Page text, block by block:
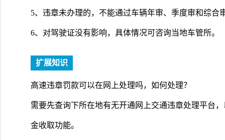
5、违章未办理的，不能通过车辆年审、季度审和综合
6、对驾驶证没有影响，具体情况可咨询当地车管所。
扩展知识
高速违章罚款可以在网上处理吗，如何处理？
需要先查询下所在地有无开通网上交通违章处理平台
金收取功能。